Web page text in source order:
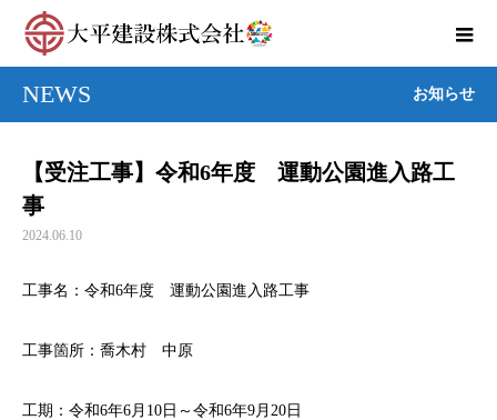
NEWS お知らせ
【受注工事】令和6年度 運動公園進入路工
事
2024.06.10
工事名：令和6年度 運動公園進入路工事
工事箇所：喬木村 中原
工期：令和6年6月10日～令和6年9月20日